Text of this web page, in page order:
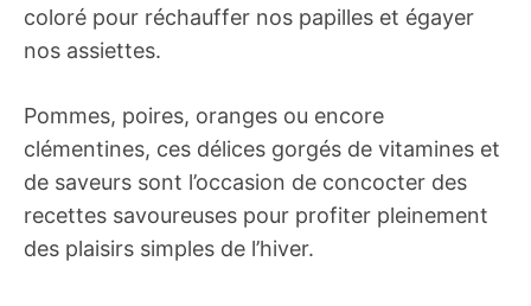
coloré pour réchauffer nos papilles et égayer
nos assiettes.
Pommes, poires, oranges ou encore
clémentines, ces délices gorgés de vitamines et
de saveurs sont l’occasion de concocter des
recettes savoureuses pour profiter pleinement
des plaisirs simples de l’hiver.